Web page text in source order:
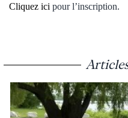
Cliquez ici pour l’inscription.